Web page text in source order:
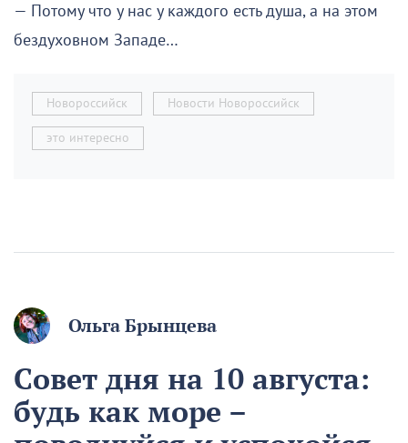
— Потому что у нас у каждого есть душа, а на этом
бездуховном Западе…
Новороссийск Новости Новороссийск
это интересно
Ольга Брынцева
Совет дня на 10 августа:
будь как море –